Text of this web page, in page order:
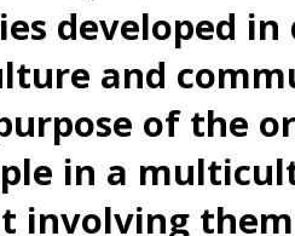
developed in
and
of the
in a
involving